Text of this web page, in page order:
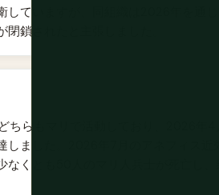
していますが、同組織は2026年を通
鎖されたと主張しました。
ちらもマリで活動しており、2026年
しました。2026年7月のアネフィス近
なくとも50人のマリ人兵士が死亡し